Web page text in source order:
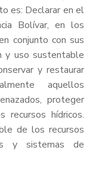
es: Declarar en el
Bolívar, en los
conjunto con sus
y uso sustentable
y restaurar
aquellos
proteger
recursos hídricos.
de los recursos
y sistemas de